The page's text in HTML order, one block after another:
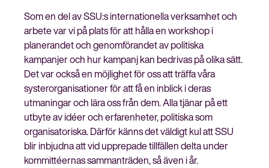
Bli medlem
Som en del av SSU:s internationella verksamhet och
arbete var vi på plats för att hålla en workshop i
planerandet och genomförandet av politiska
kampanjer och hur kampanj kan bedrivas på olika sätt.
Det var också en möjlighet för oss att träffa våra
systerorganisationer för att få en inblick i deras
utmaningar och lära oss från dem. Alla tjänar på ett
utbyte av idéer och erfarenheter, politiska som
organisatoriska. Därför känns det väldigt kul att SSU
blir inbjudna att vid upprepade tillfällen delta under
kommittéernas sammanträden, så även i år.